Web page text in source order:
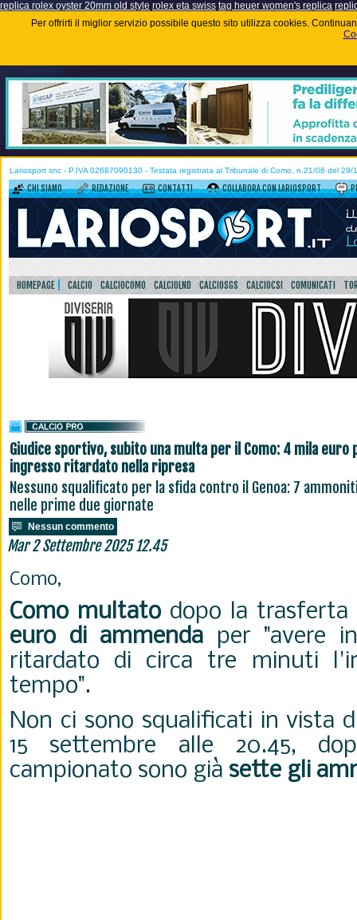
replica rolex oyster 20mm old style rolex eta swiss tag heuer women's replica
Per offrirti il miglior servizio possibile questo sito utilizza cookies.
Lariosport snc - P.IVA 02687090130 - Testata registrata al Tribunale di Como, n.21/06 del 29/
CHI SIAMO REDAZIONE CONTATTI COLLABORA CON LARIOSPORT
HOMEPAGE CALCIO CALCIOCOMO CALCIOLND CALCIOSGS CALCIOCSI COMUNICATI
Giudice sportivo, subito una multa per il Como: 4 mila euro
ingresso ritardato nella ripresa
Nessuno squalificato per la sfida contro il Genoa: 7
nelle prime due giornate
Nessun commento
Mar 2 Settembre 2025 12.45
Como,
Como multatodopo la trasferta
euro di ammenda per "avere
ritardato di circa tre minuti
tempo".
Non ci sono squalificati in vista
15 settembre alle 20.45,
campionato sono già sette gli